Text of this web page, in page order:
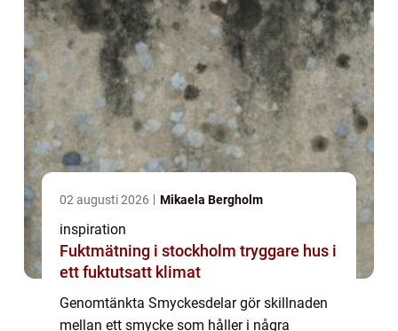
02 augusti 2026 Mikaela Bergholm
inspiration
Fuktmätning i stockholm tryggare hus i
ett fuktutsatt klimat
Genomtänkta Smyckesdelar gör skillnaden
mellan ett smycke som håller i några